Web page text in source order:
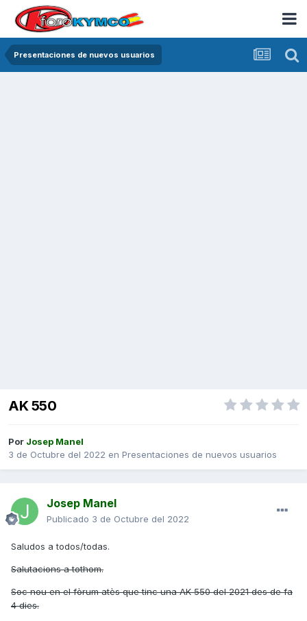
Presentaciones de nuevos usuarios
AK 550
Por Josep Manel
3 de Octubre del 2022 en Presentaciones de nuevos usuarios
Josep Manel
Publicado 3 de Octubre del 2022
Saludos a todos/todas.
Salutacions a tothom.
Soc nou en el fòrum atès que tinc una AK 550 del 2021 des de fa
4 dies.